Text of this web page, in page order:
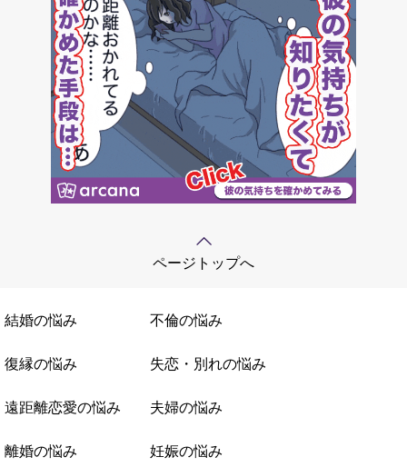
ページトップへ
結婚の悩み 不倫の悩み
復縁の悩み 失恋・別れの悩み
遠距離恋愛の悩み 夫婦の悩み
離婚の悩み 妊娠の悩み